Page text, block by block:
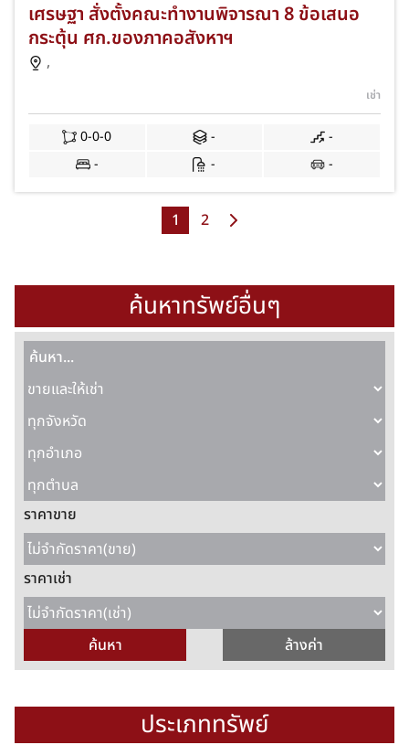
ค้นหาทรัพย์อื่นๆ
ราคาขาย
ราคาเช่า
ประเภททรัพย์
เศรษฐา สั่งตั้งคณะทำงานพิจารณา 8 ข้อเสนอ
กระตุ้น ศก.ของภาคอสังหาฯ
,
เช่า
0-0-0 -
-
-
- -
1 2